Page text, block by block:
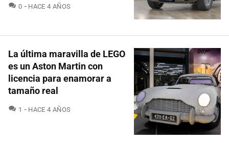
0 COMENTARIOS
HACE 4 AÑOS
La última maravilla de LEGO
es un Aston Martin con
licencia para enamorar a
tamaño real
1 COMENTARIOS
HACE 4 AÑOS